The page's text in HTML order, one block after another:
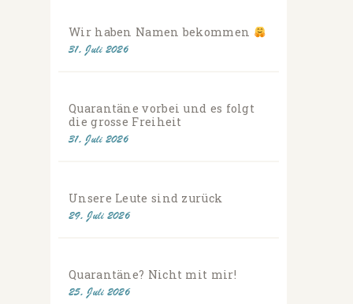
Wir haben Namen bekommen
31. Juli 2026
Quarantäne vorbei und es folgt
die grosse Freiheit
31. Juli 2026
Unsere Leute sind zurück
29. Juli 2026
Quarantäne? Nicht mit mir!
25. Juli 2026